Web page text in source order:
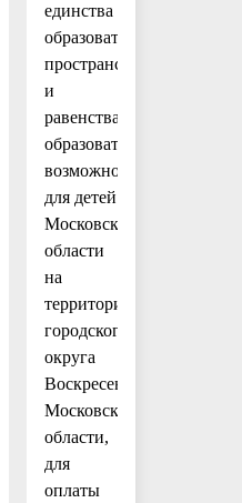
единства
образовательного
пространства
и
равенства
образовательных
возможностей
для детей
Московской
области
на
территории
городского
округа
Воскресенск
Московской
области,
для
оплаты